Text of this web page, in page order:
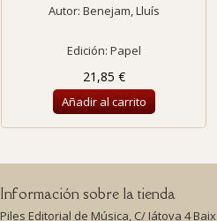
Autor: Benejam, Lluís
Edición: Papel
21,85 €
Añadir al carrito
Información sobre la tienda
Piles Editorial de Música, C/ Iátova 4 Baix